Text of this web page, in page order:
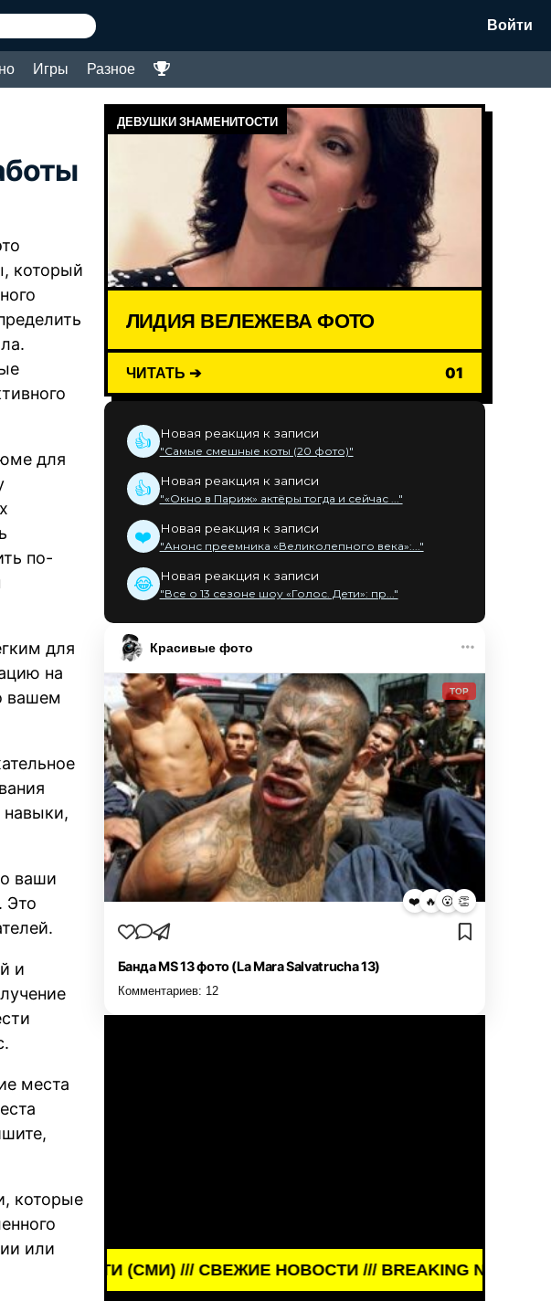
Войти
Игры Разное
который
для
по-
для
на
вашем
ваши
Это
и
места
которые
или
ДЕВУШКИ ЗНАМЕНИТОСТИ
ЛИДИЯ ВЕЛЕЖЕВА ФОТО
ЧИТАТЬ ➔ 01
👍 Новая реакция к записи
"Самые смешные коты (20 фото)"
👍 Новая реакция к записи
"«Окно в Париж» актёры тогда и сейчас ..."
❤️ Новая реакция к записи
"Анонс преемника «Великолепного века»:..."
😂 Новая реакция к записи
"Все о 13 сезоне шоу «Голос. Дети»: пр..."
Красивые фото
TOP
❤️ 🔥 😮 👏
Банда MS 13 фото (La Mara Salvatrucha 13)
Комментариев: 12
(СМИ) /// СВЕЖИЕ НОВОСТИ /// BREAKING NEWS ///